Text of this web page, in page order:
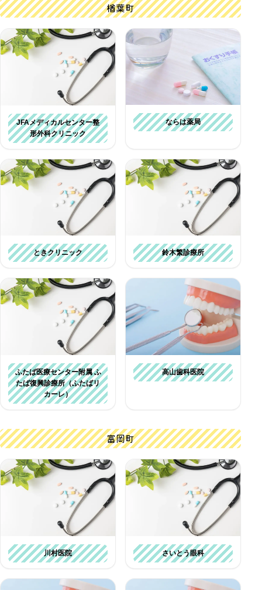
楢葉町
JFAメディカルセンター整
形外科クリニック
ならは薬局
ときクリニック 鈴木繁診療所
ふたば医療センター附属 ふ
たば復興診療所（ふたばリ
カーレ）
高山歯科医院
富岡町
川村医院 さいとう眼科